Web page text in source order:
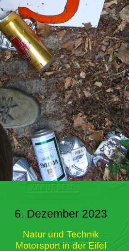
6. Dezember 2023
Natur und Technik
Motorsport in der Eifel